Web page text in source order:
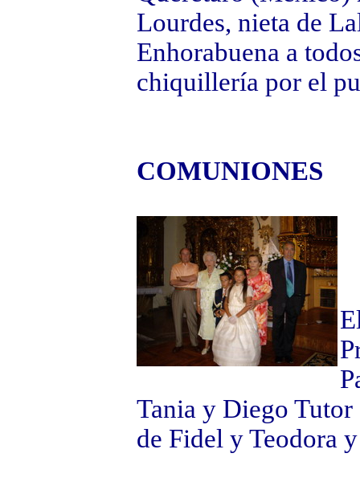
Lourdes, nieta de
Enhorabuena a
chiquillería por el
COMUNIONES
Tania y Diego
de Fidel y Teodora